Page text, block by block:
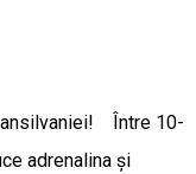
Între 10-
adrenalina și